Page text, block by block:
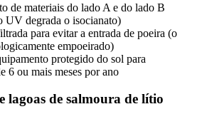
de materiais do lado A e do lado B
UV degrada o isocianato)
para evitar a entrada de poeira (o
empoeirado)
protegido do sol para
6 ou mais meses por ano
lagoas de salmoura de lítio